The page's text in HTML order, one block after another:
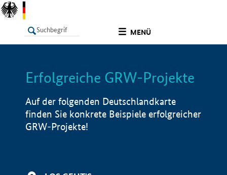
MENÜ
LISTE Info
Erfolgreiche GRW-Projekte
Auf der folgenden Deutschlandkarte
finden Sie konkrete Beispiele erfolgreicher
GRW-Projekte!